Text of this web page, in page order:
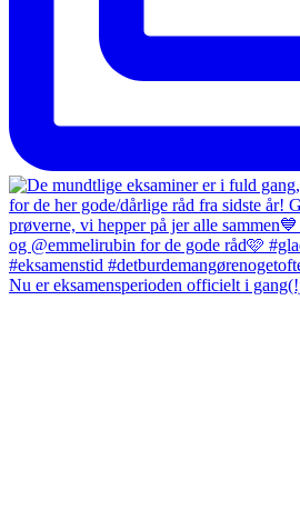
Nu er eksamensperioden officielt i